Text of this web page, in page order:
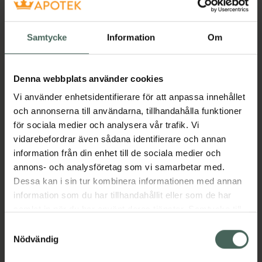
Samtycke Information Om
Denna webbplats använder cookies
Vi använder enhetsidentifierare för att anpassa innehållet
och annonserna till användarna, tillhandahålla funktioner
för sociala medier och analysera vår trafik. Vi
vidarebefordrar även sådana identifierare och annan
information från din enhet till de sociala medier och
annons- och analysföretag som vi samarbetar med.
Dessa kan i sin tur kombinera informationen med annan
information som du har tillhandahållit eller som de har
återkalla ditt samtycke via webbplatsens
cookieinställningar. Ett återkallat samtycke påverkar inte
Nödvändig
recept
Arcoxia 120 mg
Etoricoxib,
Filmdragerad tablett,
Pris online
Arcoxia 30 mg
Etoricoxib,
Filmdragerad tablett,
Pris online